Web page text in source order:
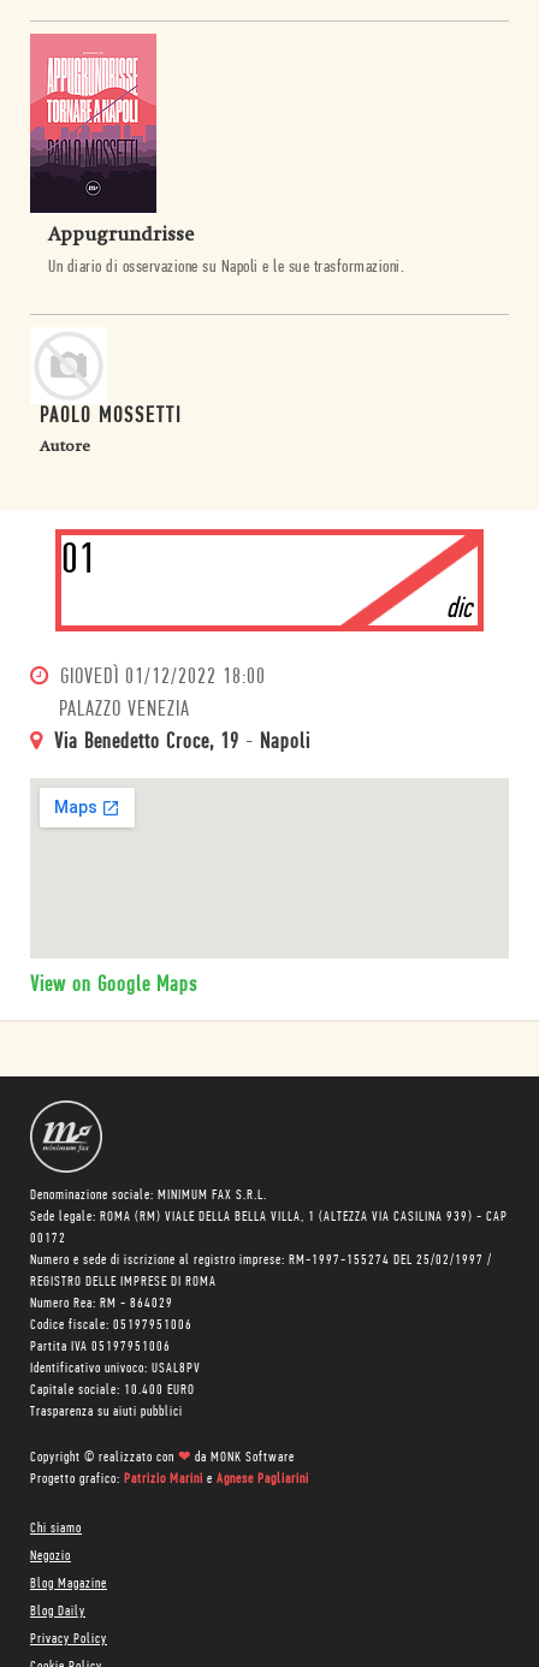
Appugrundrisse
Un diario di osservazione su Napoli e le sue trasformazioni.
PAOLO MOSSETTI
Autore
01
dic
GIOVEDÌ 01/12/2022 18:00
PALAZZO VENEZIA
Via Benedetto Croce, 19 - Napoli
View on Google Maps
Denominazione sociale: MINIMUM FAX S.R.L.
Sede legale: ROMA (RM) VIALE DELLA BELLA VILLA, 1 (ALTEZZA VIA CASILINA 939) - CAP
00172
Numero e sede di iscrizione al registro imprese: RM-1997-155274 DEL 25/02/1997 /
REGISTRO DELLE IMPRESE DI ROMA
Numero Rea: RM - 864029
Codice fiscale: 05197951006
Partita IVA 05197951006
Identificativo univoco: USAL8PV
Capitale sociale: 10.400 EURO
Trasparenza su aiuti pubblici
Copyright © realizzato con ❤ da MONK Software
Progetto grafico: Patrizio Marini e Agnese Pagliarini
Chi siamo
Negozio
Blog Magazine
Blog Daily
Privacy Policy